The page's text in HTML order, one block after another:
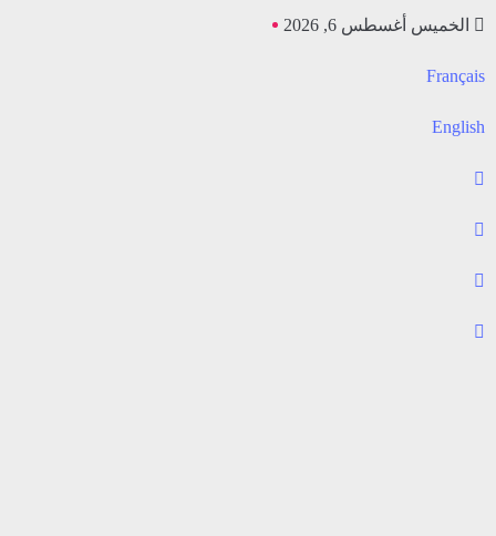
الخميس أغسطس 6, 2026
Français
English